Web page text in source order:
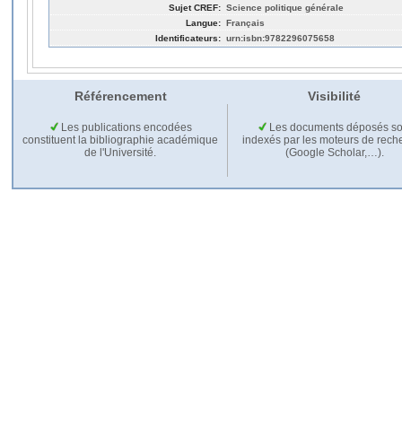
Sujet CREF: Science politique générale
Langue: Français
Identificateurs: urn:isbn:9782296075658
Référencement Visibilité
Les publications encodées
constituent la bibliographie académique
de l'Université.
Les documents déposés
indexés par les moteurs de
(Google Scholar,…).